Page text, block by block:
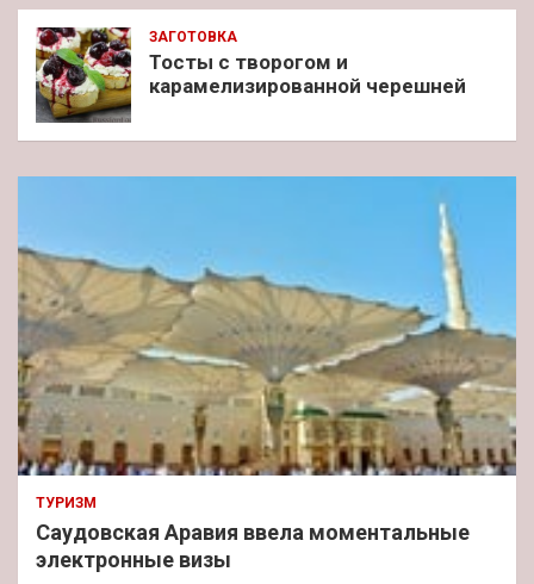
ЗАГОТОВКА
Тосты с творогом и
карамелизированной черешней
ТУРИЗМ
Саудовская Аравия ввела моментальные
электронные визы